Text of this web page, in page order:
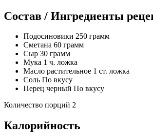
Состав / Ингредиенты
Подосиновики 250 грамм
Сметана 60 грамм
Сыр 30 грамм
Мука 1 ч. ложка
Масло растительное 1 ст. ложка
Соль По вкусу
Перец черный По вкусу
Количество порций 2
Калорийность